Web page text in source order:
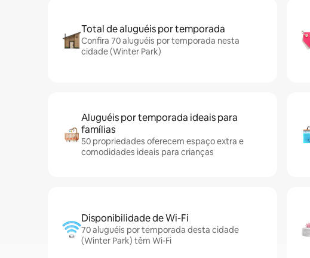
Total de aluguéis por temporada
Confira 70 aluguéis por temporada nesta
cidade (Winter Park)
Aluguéis por temporada ideais para
famílias
50 propriedades oferecem espaço extra e
comodidades ideais para crianças
Disponibilidade de Wi-Fi
70 aluguéis por temporada desta cidade
(Winter Park) têm Wi-Fi